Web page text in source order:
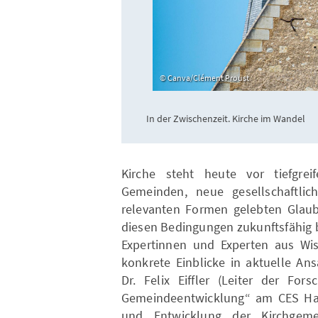
Canva/Clément Proust
In der Zwischenzeit. Kirche im Wandel
Kirche steht heute vor
Gemeinden, neue
relevanten Formen gelebten
diesen Bedingungen
Expertinnen und Experten aus
konkrete Einblicke in aktuelle
Dr. Felix Eiffler (Leiter der
Gemeindeentwicklung“ am CES